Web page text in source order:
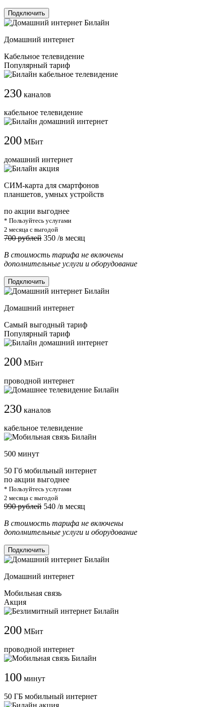
Подключить
Домашний интернет
Кабельное телевидение
Популярный тариф
230 каналов
кабельное телевидение
200 МБит
домашний интернет
СИМ-карта для смартфонов
планшетов, умных устройств
по акции выгоднее
* Пользуйтесь услугами
2 месяца с выгодой
700 рублей 350 /в месяц
В стоимость тарифа не включены
дополнительные услуги и оборудование
Подключить
Домашний интернет
Самый выгодный тариф
Популярный тариф
200 МБит
проводной интернет
230 каналов
кабельное телевидение
500 минут
50 Гб мобильный интернет
по акции выгоднее
* Пользуйтесь услугами
2 месяца с выгодой
990 рублей 540 /в месяц
В стоимость тарифа не включены
дополнительные услуги и оборудование
Подключить
Домашний интернет
Мобильная связь
Акция
200 МБит
проводной интернет
100 минут
50 ГБ мобильный интернет